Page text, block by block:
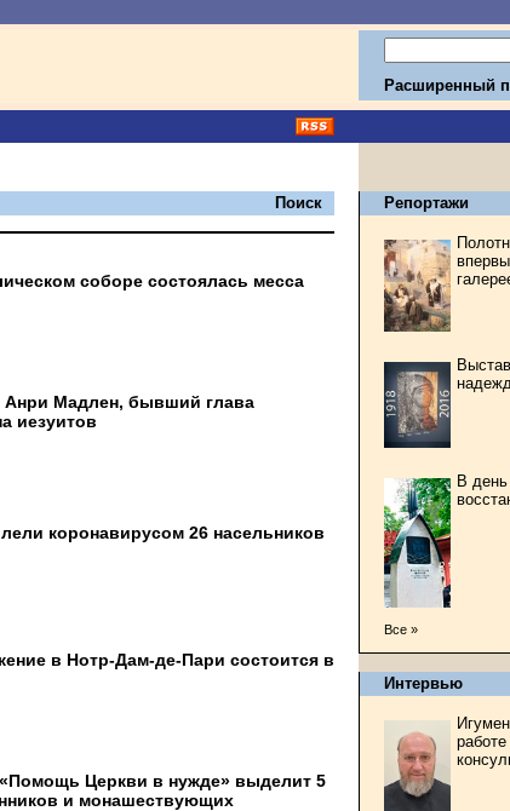
Расширенный
Поиск
соборе состоялась месса
Анри Мадлен, бывший глава
иезуитов
коронавирусом 26 насельников
в Нотр-Дам-де-Пари состоится в
«Помощь Церкви в нужде» выделит 5
и монашествующих
Репортажи
В
Все »
Интервью